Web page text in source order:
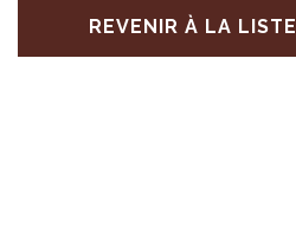
REVENIR À LA LISTE